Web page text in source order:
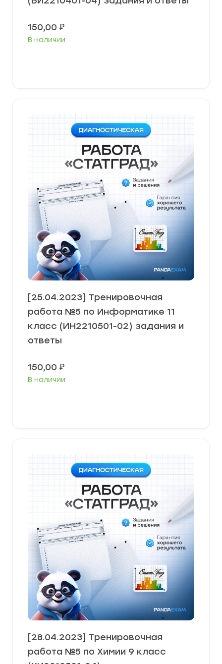
150,00 ₽
В наличии
[25.04.2023] Тренировочная
работа №5 по Информатике 11
класс (ИН2210501-02) задания и
ответы
150,00 ₽
В наличии
[28.04.2023] Тренировочная
работа №5 по Химии 9 класс